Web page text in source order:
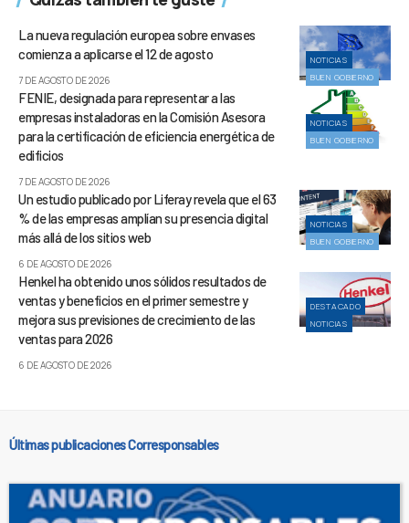
NOTICIAS
BUEN GOBIERNO
La nueva regulación europea sobre envases
comienza a aplicarse el 12 de agosto
7 DE AGOSTO DE 2026
NOTICIAS
BUEN GOBIERNO
FENIE, designada para representar a las
empresas instaladoras en la Comisión Asesora
para la certificación de eficiencia energética de
edificios
7 DE AGOSTO DE 2026
NOTICIAS
BUEN GOBIERNO
Un estudio publicado por Liferay revela que el 63
% de las empresas amplían su presencia digital
más allá de los sitios web
6 DE AGOSTO DE 2026
DESTACADO
NOTICIAS
Henkel ha obtenido unos sólidos resultados de
ventas y beneficios en el primer semestre y
mejora sus previsiones de crecimiento de las
ventas para 2026
6 DE AGOSTO DE 2026
Últimas publicaciones Corresponsables